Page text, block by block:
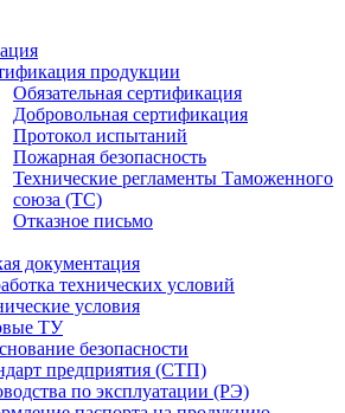
продукции
Обязательная сертификация
Добровольная сертификация
Протокол испытаний
Пожарная безопасность
Технические регламенты Таможенного
союза (ТС)
Отказное письмо
документация
технических условий
условия
ТУ
безопасности
предприятия (СТП)
по эксплуатации (РЭ)